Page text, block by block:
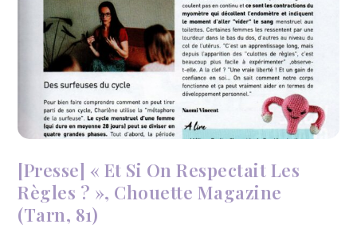
[Presse] « Et Si On Respectait Les
Règles ?­ », Chouette Magazine
(Tarn, 81)